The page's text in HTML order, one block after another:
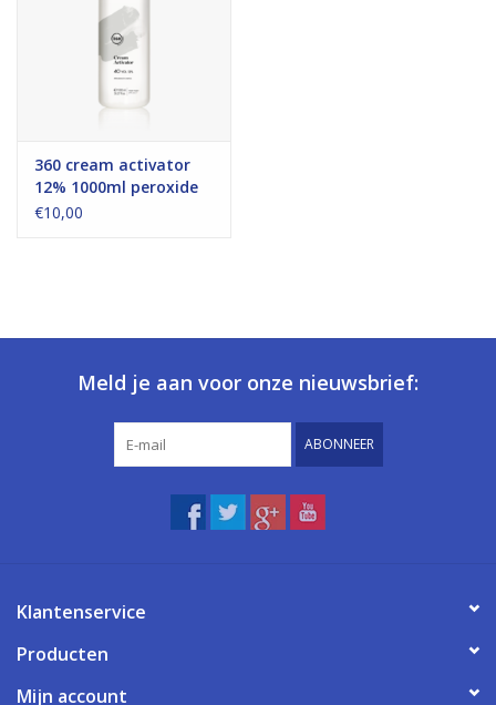
360 cream activator
12% 1000ml peroxide
€10,00
Meld je aan voor onze nieuwsbrief:
ABONNEER
Klantenservice
Producten
Mijn account